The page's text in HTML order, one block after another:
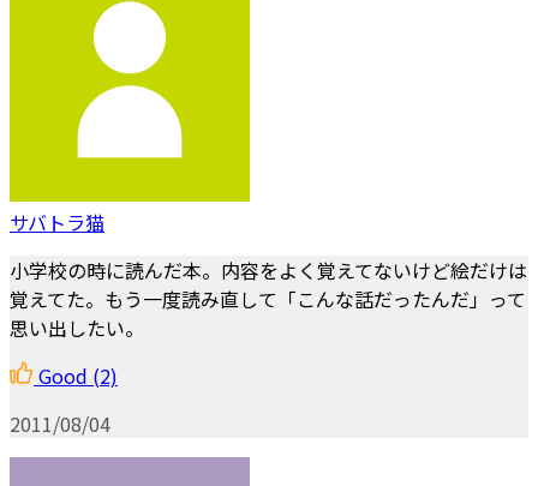
サバトラ猫
小学校の時に読んだ本。内容をよく覚えてないけど絵だけは
覚えてた。もう一度読み直して「こんな話だったんだ」って
思い出したい。
Good (2)
2011/08/04